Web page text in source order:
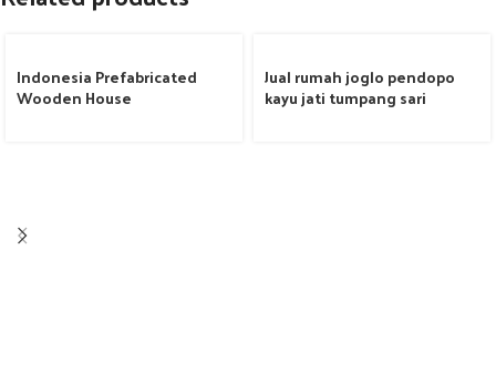
Indonesia Prefabricated
Wooden House
Jual rumah joglo pendopo
kayu jati tumpang sari